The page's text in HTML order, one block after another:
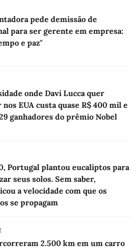
pede demissão de
para ser gerente em empresa:
e paz"
onde Davi Lucca quer
EUA custa quase R$ 400 mil e
ganhadores do prêmio Nobel
Portugal plantou eucaliptos para
seus solos. Sem saber,
a velocidade com que os
se propagam
2.500 km em um carro